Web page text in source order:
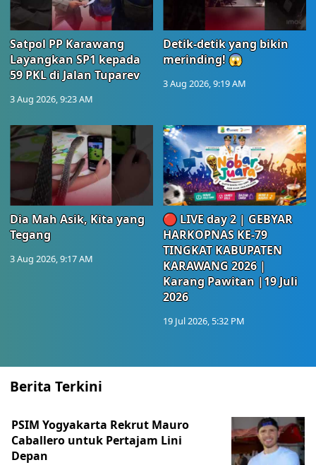
Satpol PP Karawang
Layangkan SP1 kepada
59 PKL di Jalan Tuparev
3 Aug 2026, 9:23 AM
Detik-detik yang bikin
merinding! 😱
3 Aug 2026, 9:19 AM
Dia Mah Asik, Kita yang
Tegang
3 Aug 2026, 9:17 AM
🔴 LIVE day 2 | GEBYAR
HARKOPNAS KE-79
TINGKAT KABUPATEN
KARAWANG 2026 |
Karang Pawitan |19 Juli
2026
19 Jul 2026, 5:32 PM
Berita Terkini
PSIM Yogyakarta Rekrut Mauro
Caballero untuk Pertajam Lini
Depan